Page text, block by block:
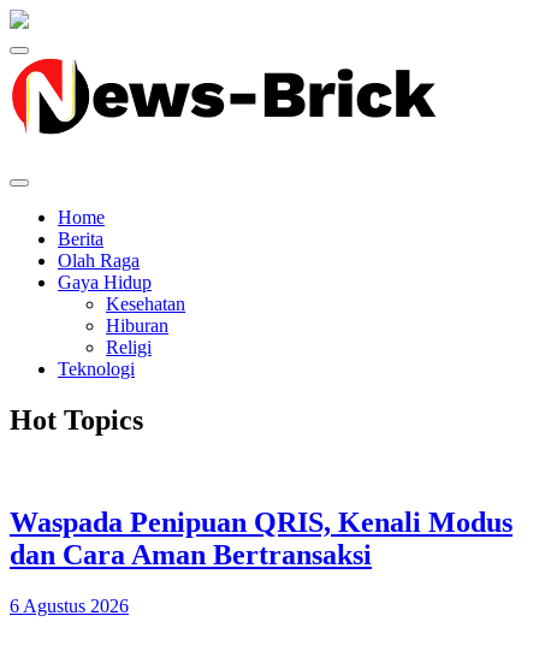
Home
Berita
Olah Raga
Gaya Hidup
Kesehatan
Hiburan
Religi
Teknologi
Hot Topics
Waspada Penipuan QRIS, Kenali Modus
dan Cara Aman Bertransaksi
6 Agustus 2026